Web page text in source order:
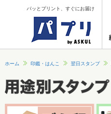
パッとプリント、すぐにお届け
ホーム 印鑑・はんこ 翌日スタンプ